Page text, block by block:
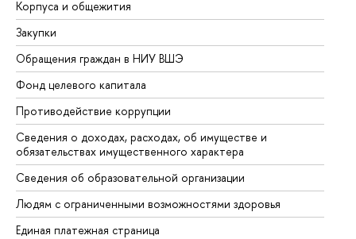
Корпуса и общежития
Закупки
Обращения граждан в НИУ ВШЭ
Фонд целевого капитала
Противодействие коррупции
Сведения о доходах, расходах, об имуществе и
обязательствах имущественного характера
Сведения об образовательной организации
Людям с ограниченными возможностями здоровья
Единая платежная страница